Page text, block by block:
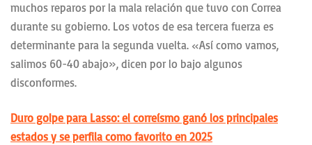
muchos reparos por la mala relación que tuvo con Correa
durante su gobierno. Los votos de esa tercera fuerza es
determinante para la segunda vuelta. «Así como vamos,
salimos 60-40 abajo», dicen por lo bajo algunos
disconformes.
Duro golpe para Lasso: el correísmo ganó los principales
estados y se perfila como favorito en 2025